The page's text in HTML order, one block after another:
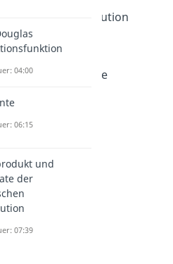
der Substitution
04:20
Nutzen Analyse
04:00
06:15
und
der
07:39